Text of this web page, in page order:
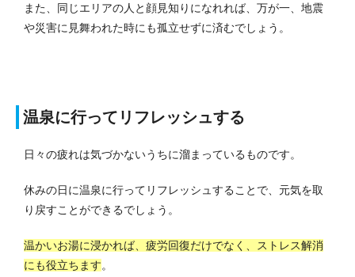
また、同じエリアの人と顔見知りになれれば、万が一、地震
や災害に見舞われた時にも孤立せずに済むでしょう。
温泉に行ってリフレッシュする
日々の疲れは気づかないうちに溜まっているものです。
休みの日に温泉に行ってリフレッシュすることで、元気を取
り戻すことができるでしょう。
温かいお湯に浸かれば、疲労回復だけでなく、ストレス解消
にも役立ちます。